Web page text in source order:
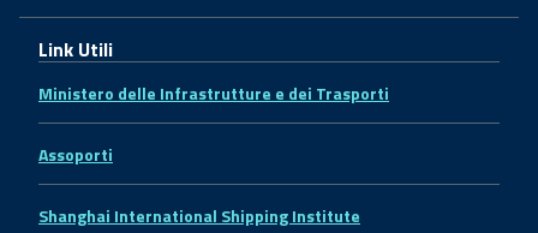
Link Utili
Ministero delle Infrastrutture e dei Trasporti
Assoporti
Shanghai International Shipping Institute